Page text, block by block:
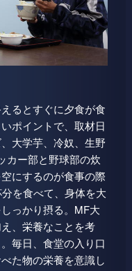
るとすぐに夕食が食
ポイントで、取材日
大学芋、冷奴、生野
カー部と野球部の炊
にするのが食事の際
を食べて、身体を大
っかり摂る。MF大
、栄養なことを考
毎日、食堂の入り口
た物の栄養を意識し